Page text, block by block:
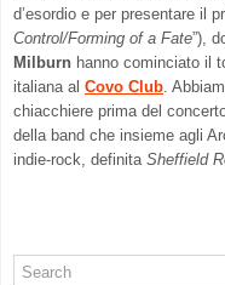
d’esordio e per presentare il
Control/Forming of a Fate”),
Milburn hanno cominciato il
italiana al Covo Club .
chiacchiere prima del
della band che insieme agli
indie-rock, definita Sheffield